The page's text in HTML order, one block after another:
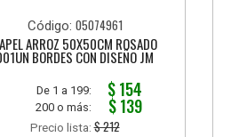
Código: 05074961
ARROZ 50X50CM ROSADO
BORDES CON DISEÑO JM
De 1 a 199: $ 154
200 o más: $ 139
Precio lista:$ 212